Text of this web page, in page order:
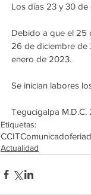
Los días 23 y 30 de
Debido a que el 25
26 de diciembre de
enero de 2023.
Se inician labores
Tegucigalpa
Etiquetas:
CCITComunicado
Actualidad